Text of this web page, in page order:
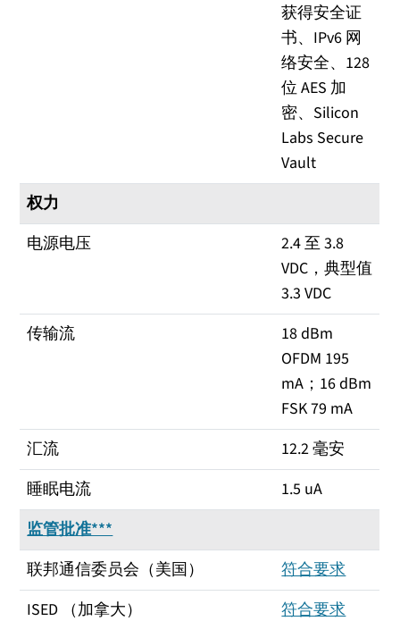
获得安全证
书、IPv6 网
络安全、128
位 AES 加
密、Silicon
Labs Secure
Vault
权力
电源电压
2.4 至 3.8
VDC，典型值
3.3 VDC
传输流
18 dBm
OFDM 195
mA；16 dBm
FSK 79 mA
汇流
12.2 毫安
睡眠电流
1.5 uA
监管批准***
联邦通信委员会（美国）
符合要求
ISED （加拿大）
符合要求